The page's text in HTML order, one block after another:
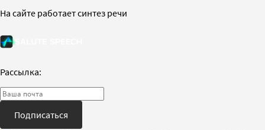
На сайте работает синтез речи
Рассылка:
Подписаться